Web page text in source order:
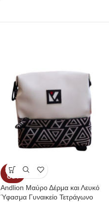
SOLD
OUT
Andlion Μαύρο Δέρμα και Λευκό
Ύφασμα Γυναικείο Τετράγωνο